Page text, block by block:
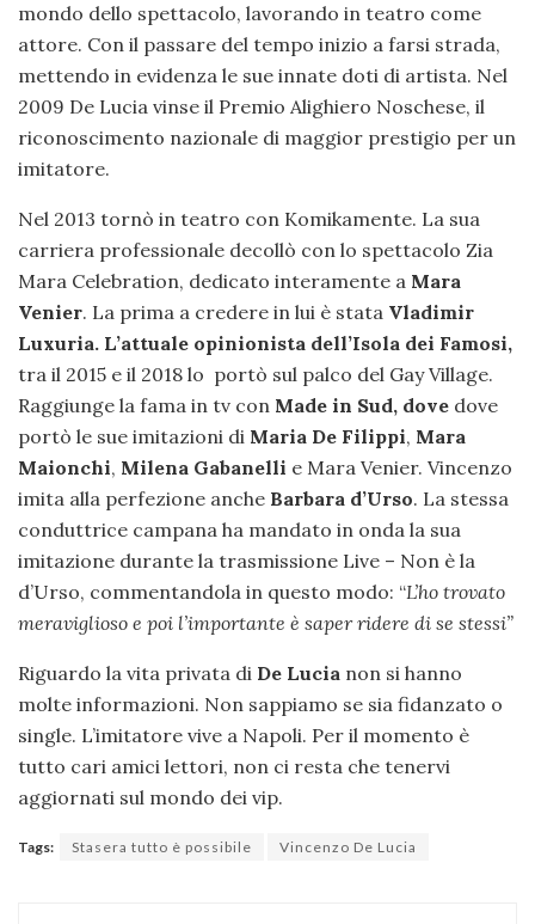
mondo dello spettacolo, lavorando in teatro come
attore. Con il passare del tempo inizio a farsi strada,
mettendo in evidenza le sue innate doti di artista. Nel
2009 De Lucia vinse il Premio Alighiero Noschese, il
riconoscimento nazionale di maggior prestigio per un
imitatore.
Nel 2013 tornò in teatro con Komikamente. La sua
carriera professionale decollò con lo spettacolo Zia
Mara Celebration, dedicato interamente a Mara
Venier. La prima a credere in lui è stata Vladimir
Luxuria. L’attuale opinionista dell’Isola dei Famosi,
tra il 2015 e il 2018 lo portò sul palco del Gay Village.
Raggiunge la fama in tv con Made in Sud, dove dove
portò le sue imitazioni di Maria De Filippi, Mara
Maionchi, Milena Gabanelli e Mara Venier. Vincenzo
imita alla perfezione anche Barbara d’Urso. La stessa
conduttrice campana ha mandato in onda la sua
imitazione durante la trasmissione Live – Non è la
d’Urso, commentandola in questo modo: “L’ho trovato
meraviglioso e poi l’importante è saper ridere di se stessi”
Riguardo la vita privata di De Lucia non si hanno
molte informazioni. Non sappiamo se sia fidanzato o
single. L’imitatore vive a Napoli. Per il momento è
tutto cari amici lettori, non ci resta che tenervi
aggiornati sul mondo dei vip.
Tags: Stasera tutto è possibile Vincenzo De Lucia